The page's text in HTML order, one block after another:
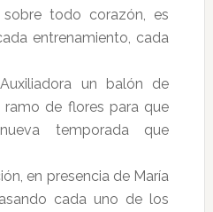
todo corazón, es
entrenamiento, cada
un balón de
de flores para que
temporada que
en presencia de María
cada uno de los